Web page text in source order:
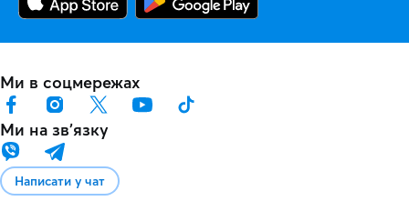
Ми в соцмережах
Ми на звʼязку
Написати у чат